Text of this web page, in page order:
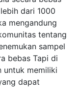
dari 1000
mengandung
tentang
sampel
bebas Tapi di
untuk memiliki
dapat